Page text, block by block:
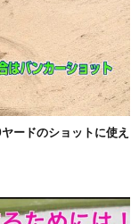
ードのショットに使え